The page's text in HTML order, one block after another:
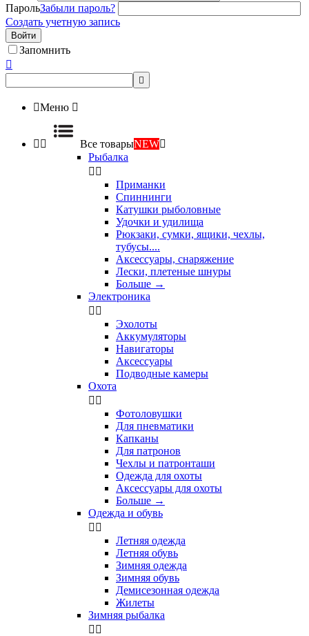
ПарольЗабыли пароль?
Создать учетную запись
Войти
Запомнить


Меню 
  Все товарыNEW
Рыбалка
 
Приманки
Спиннинги
Катушки рыболовные
Удочки и удилища
Рюкзаки, сумки, ящики, чехлы,
тубусы....
Аксессуары, снаряжение
Лески, плетеные шнуры
Больше →
Электроника
 
Эхолоты
Аккумуляторы
Навигаторы
Аксессуары
Подводные камеры
Охота
 
Фотоловушки
Для пневматики
Капканы
Для патронов
Чехлы и патронташи
Одежда для охоты
Аксессуары для охоты
Больше →
Одежда и обувь
 
Летняя одежда
Летняя обувь
Зимняя одежда
Зимняя обувь
Демисезонная одежда
Жилеты
Зимняя рыбалка
 